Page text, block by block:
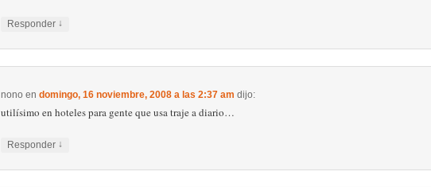
Responder ↓
nono en domingo, 16 noviembre, 2008 a las 2:37 am dijo:
utilísimo en hoteles para gente que usa traje a diario…
Responder ↓